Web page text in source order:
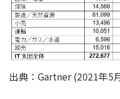
出典：Gartner (2021年5